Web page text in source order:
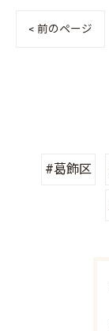
< 前のページ
#葛飾区